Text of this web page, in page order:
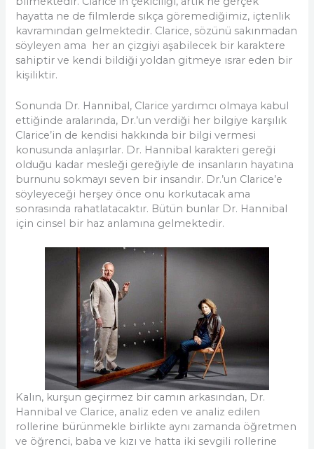
hayatta ne de filmlerde sıkça göremediğimiz, içtenlik
kavramından gelmektedir. Clarice, sözünü sakınmadan
söyleyen ama her an çizgiyi aşabilecek bir karaktere
sahiptir ve kendi bildiği yoldan gitmeye ısrar eden bir
kişiliktir.
Sonunda Dr. Hannibal, Clarice yardımcı olmaya kabul
ettiğinde aralarında, Dr.’un verdiği her bilgiye karşılık
Clarice’in de kendisi hakkında bir bilgi vermesi
konusunda anlaşırlar. Dr. Hannibal karakteri gereği
olduğu kadar mesleği gereğiyle de insanların hayatına
burnunu sokmayı seven bir insandır. Dr.’un Clarice’e
söyleyeceği herşey önce onu korkutacak ama
sonrasında rahatlatacaktır. Bütün bunlar Dr. Hannibal
için cinsel bir haz anlamına gelmektedir.
Kalın, kurşun geçirmez bir camın arkasından, Dr.
Hannibal ve Clarice, analiz eden ve analiz edilen
rollerine bürünmekle birlikte aynı zamanda öğretmen
ve öğrenci, baba ve kızı ve hatta iki sevgili rollerine